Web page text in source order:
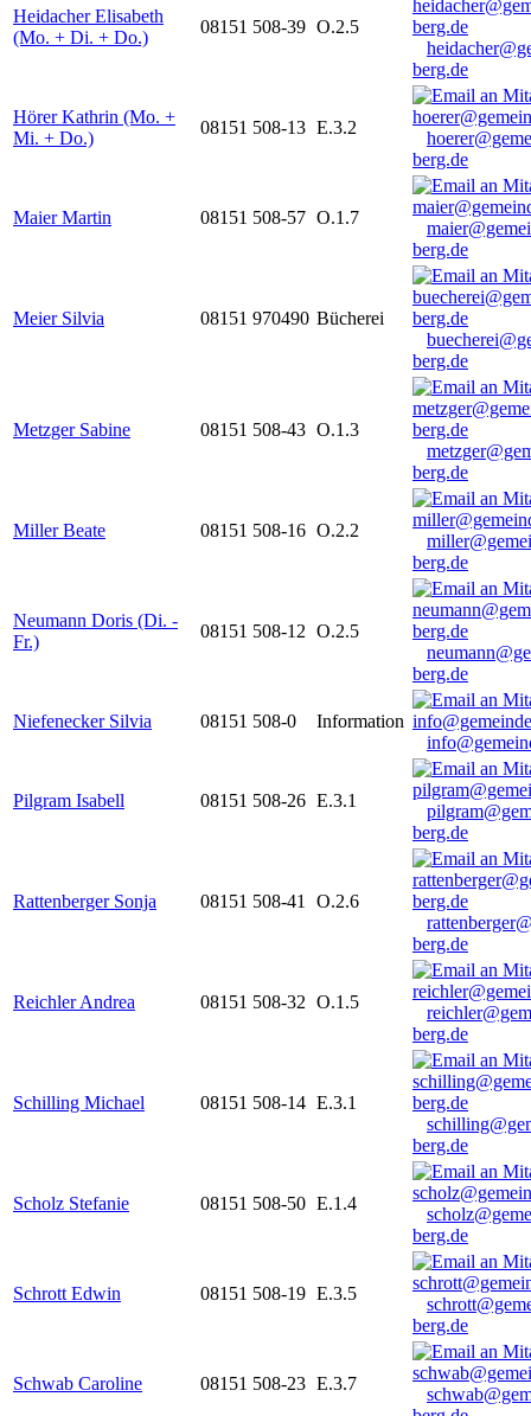
Heidacher Elisabeth
(Mo. + Di. + Do.)
08151 508-39 O.2.5
berg.de
Hörer Kathrin (Mo. +
Mi. + Do.)
08151 508-13 E.3.2
berg.de
Maier Martin 08151 508-57 O.1.7
berg.de
Meier Silvia 08151 970490 Bücherei
berg.de
Metzger Sabine 08151 508-43 O.1.3
berg.de
Miller Beate 08151 508-16 O.2.2
berg.de
Neumann Doris (Di. -
Fr.)
08151 508-12 O.2.5
berg.de
Niefenecker Silvia 08151 508-0
Information
Pilgram Isabell 08151 508-26 E.3.1
berg.de
Rattenberger Sonja 08151 508-41
O.2.6
berg.de
Reichler Andrea 08151 508-32 O.1.5
berg.de
Schilling Michael 08151 508-14 E.3.1
berg.de
Scholz Stefanie 08151 508-50 E.1.4
berg.de
Schrott Edwin 08151 508-19 E.3.5
berg.de
Schwab Caroline 08151 508-23 E.3.7